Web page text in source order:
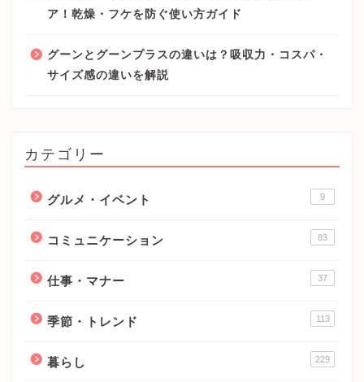
ア！乾燥・フケを防ぐ使い方ガイド
グーンとグーンプラスの違いは？吸収力・コスパ・
サイズ感の違いを解説
カテゴリー
グルメ・イベント 9
コミュニケーション 83
仕事・マナー 37
季節・トレンド 113
暮らし 229